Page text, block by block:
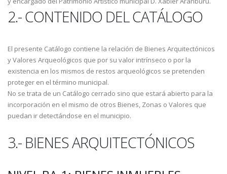
2.- CONTENIDO DEL CATÁLOGO
El presente Catálogo contiene la relación de Bienes Arquitectónicos
y Valores Arqueológicos que por su valor intrínseco o por la
existencia en los mismos de restos arqueológicos se pretenden
proteger en el término municipal.
No se trata de un Catálogo cerrado sino que estará abierto para la
incorporación en el mismo de otros Bienes, Zonas o Valores que
puedan ir detectándose en el municipio.
3.- BIENES ARQUITECTÓNICOS